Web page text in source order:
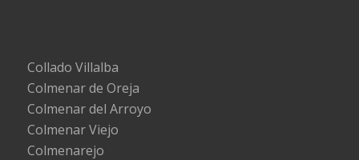
Collado Villalba
Colmenar de Oreja
Colmenar del Arroyo
Colmenar Viejo
Colmenarejo